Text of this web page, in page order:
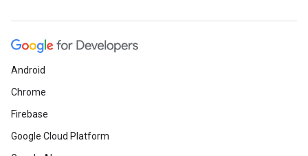
Android
Chrome
Firebase
Google Cloud Platform